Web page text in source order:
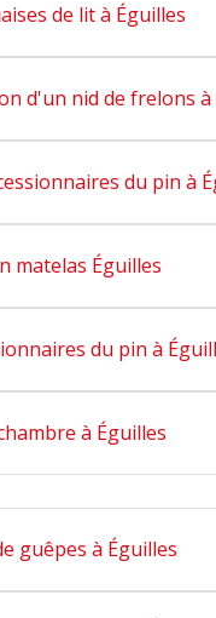
de lit à Éguilles
d'un nid de frelons à
du pin à
matelas Éguilles
du pin à
à Éguilles
guêpes à Éguilles